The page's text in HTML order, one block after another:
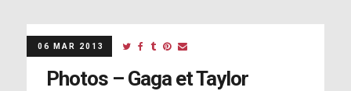
06 MAR 2013
Photos – Gaga et Taylor